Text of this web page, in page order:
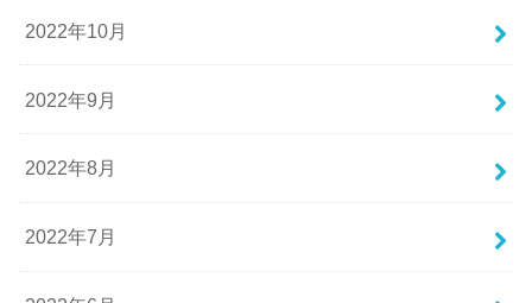
2022年10月
2022年9月
2022年8月
2022年7月